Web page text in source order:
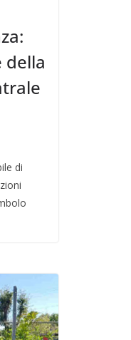
della
di